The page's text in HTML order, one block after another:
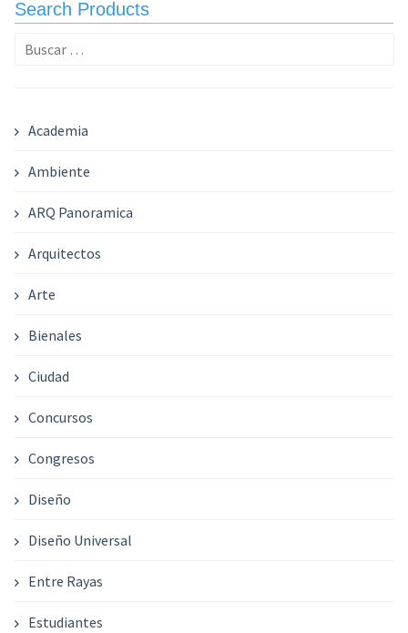
Search Products
Buscar:
Academia
Ambiente
ARQ Panoramica
Arquitectos
Arte
Bienales
Ciudad
Concursos
Congresos
Diseño
Diseño Universal
Entre Rayas
Estudiantes